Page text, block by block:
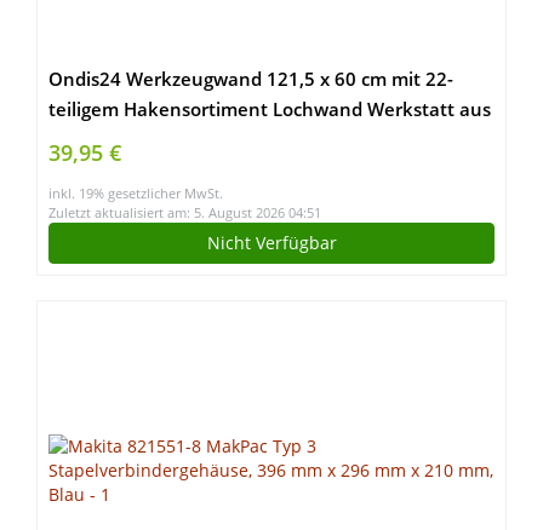
Ondis24 Werkzeugwand 121,5 x 60 cm mit 22-
teiligem Hakensortiment Lochwand Werkstatt aus
Metall
39,95 €
inkl. 19% gesetzlicher MwSt.
Zuletzt aktualisiert am: 5. August 2026 04:51
Nicht Verfügbar